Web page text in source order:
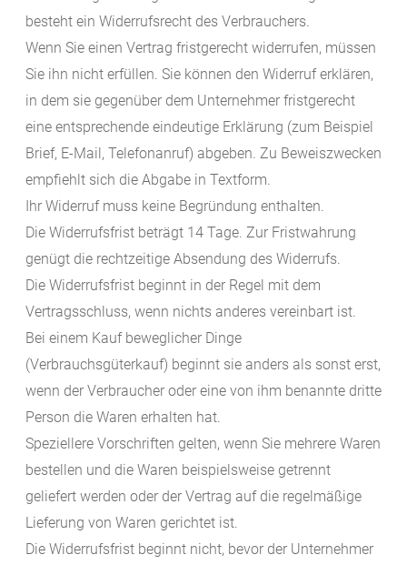
besteht ein Widerrufsrecht des Verbrauchers.
Wenn Sie einen Vertrag fristgerecht widerrufen, müssen
Sie ihn nicht erfüllen. Sie können den Widerruf erklären,
in dem sie gegenüber dem Unternehmer fristgerecht
eine entsprechende eindeutige Erklärung (zum Beispiel
Brief, E-Mail, Telefonanruf) abgeben. Zu Beweiszwecken
empfiehlt sich die Abgabe in Textform.
Ihr Widerruf muss keine Begründung enthalten.
Die Widerrufsfrist beträgt 14 Tage. Zur Fristwahrung
genügt die rechtzeitige Absendung des Widerrufs.
Die Widerrufsfrist beginnt in der Regel mit dem
Vertragsschluss, wenn nichts anderes vereinbart ist.
Bei einem Kauf beweglicher Dinge
(Verbrauchsgüterkauf) beginnt sie anders als sonst erst,
wenn der Verbraucher oder eine von ihm benannte dritte
Person die Waren erhalten hat.
Speziellere Vorschriften gelten, wenn Sie mehrere Waren
bestellen und die Waren beispielsweise getrennt
geliefert werden oder der Vertrag auf die regelmäßige
Lieferung von Waren gerichtet ist.
Die Widerrufsfrist beginnt nicht, bevor der Unternehmer